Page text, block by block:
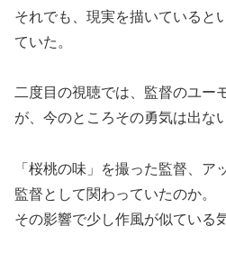
それでも、現実を描いていると
ていた。
二度目の視聴では、監督のユー
が、今のところその勇気は出ない
「桜桃の味」を撮った監督、ア
監督として関わっていたのか。
その影響で少し作風が似ている